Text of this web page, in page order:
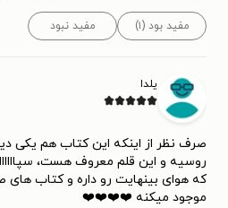
مفید بود (۱) مفید نبود
یلدا
صرف نظر از اینکه این کتاب هم یکی
روسیه و این قلم معروف هست،
که هوای بینهایت رو داره و کتاب
موجود میکنه ❤️❤️❤️❤️